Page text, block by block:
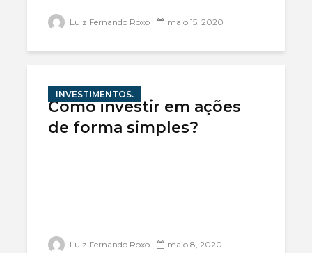
Luiz Fernando Roxo maio 15, 2020
INVESTIMENTOS.
Como investir em ações
de forma simples?
Luiz Fernando Roxo maio 8, 2020